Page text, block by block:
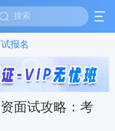
报名
面试攻略：考